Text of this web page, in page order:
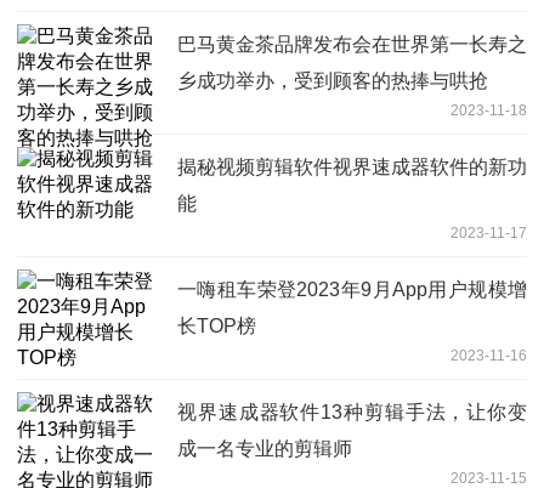
巴马黄金茶品牌发布会在世界第一长寿之
乡成功举办，受到顾客的热捧与哄抢
2023-11-18
揭秘视频剪辑软件视界速成器软件的新功
能
2023-11-17
一嗨租车荣登2023年9月App用户规模增
长TOP榜
2023-11-16
视界速成器软件13种剪辑手法，让你变
成一名专业的剪辑师
2023-11-15